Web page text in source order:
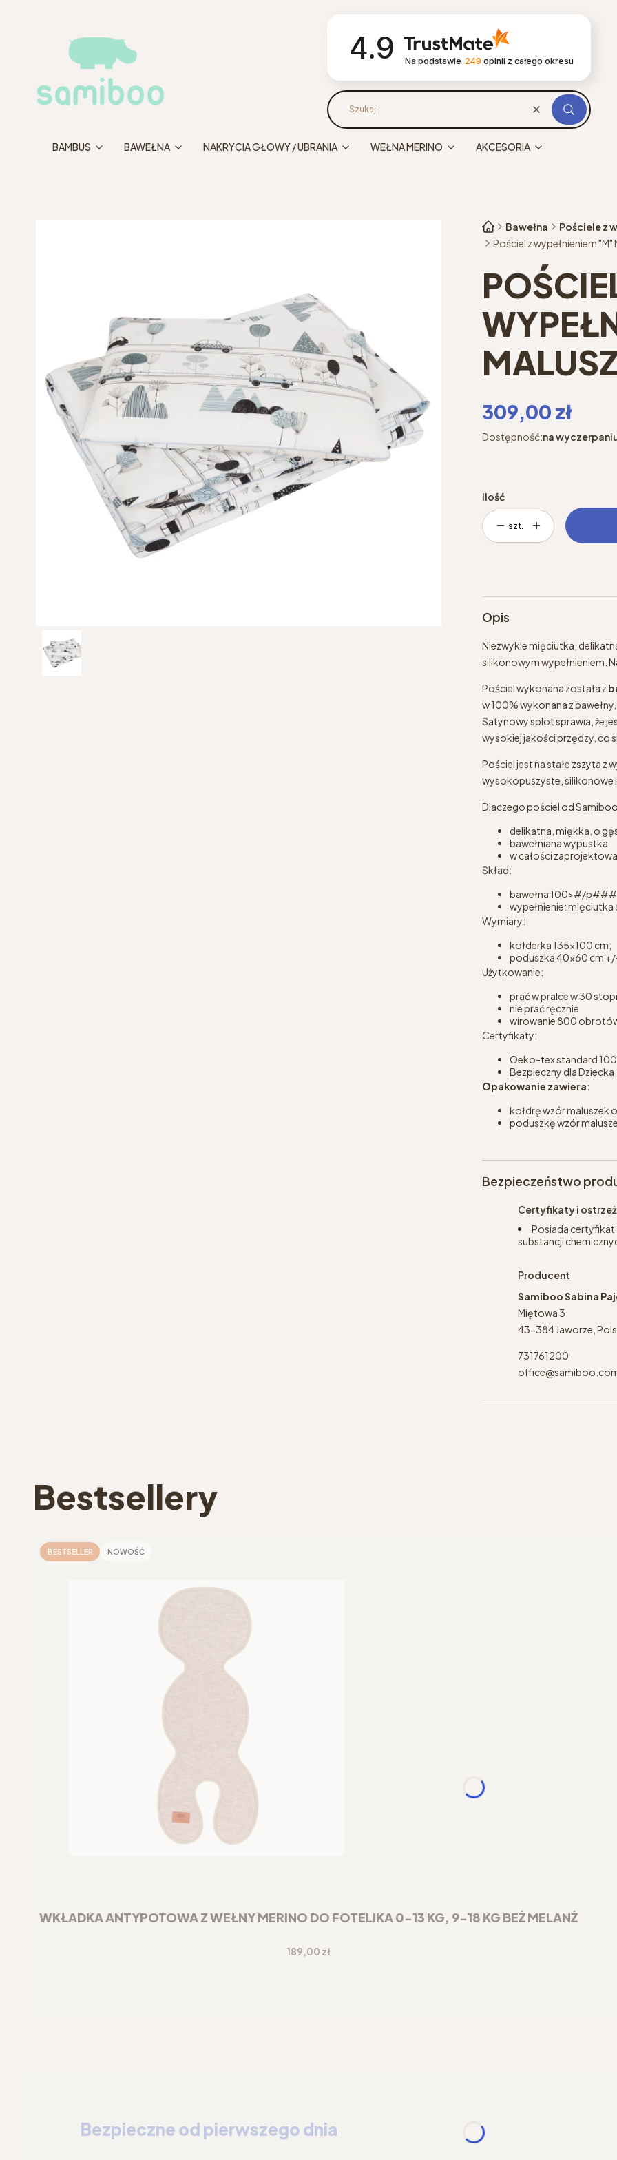
4.9 Na podstawie 249 opinii z całego okresu
WyczyśćSzukaj
BAMBUS BAWEŁNA NAKRYCIA GŁOWY / UBRANIA WEŁNA MERINO AKCESORIA
Bawełna Pościele z
Pościel z wypełnieniem "M"
Cena
309,00 zł
Dostępność:na
Ilość
szt.
Opis
Niezwykle mięciutka,
silikonowym wypełnieniem.
Pościel wykonana została z
w 100% wykonana z
Satynowy splot sprawia, że
wysokiej jakości przędzy, co
Pościel jest na stałe zszyta z
wysokopuszyste, silikonowe i
Dlaczego pościel od
delikatna, miękka, o
bawełniana wypustka
w całości
Skład:
bawełna 100>#/p###
wypełnienie:
Wymiary:
kołderka 135x100 cm;
poduszka 40x60 cm
Użytkowanie:
prać w pralce w 30
nie prać ręcznie
wirowanie 800
Certyfikaty:
Oeko-tex standard 100
Bezpieczny dla Dziecka
Opakowanie zawiera:
kołdrę wzór maluszek
poduszkę wzór
Bezpieczeństwo
Certyfikaty i
Posiada certyfikat
substancji
Producent
Samiboo Sabina
Miętowa 3
43-384 Jaworze,
731761200
Bestsellery
BESTSELLER NOWOŚĆ
WKŁADKA ANTYPOTOWA Z WEŁNY MERINO DO FOTELIKA 0-13 KG, 9-18 KG BEŻ MELANŻ
Cena
189,00 zł
Bezpieczne od pierwszego dnia